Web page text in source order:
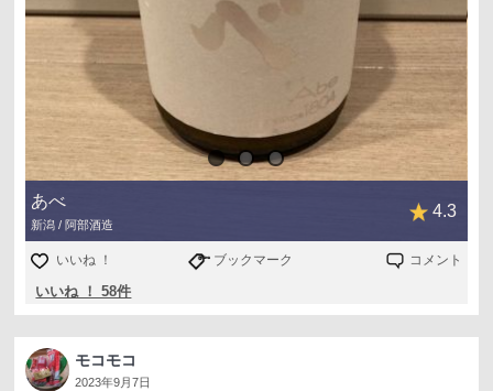
あべ
新潟 / 阿部酒造
4.3
いいね ！ ブックマーク コメント
いいね ！ 58件
モコモコ
2023年9月7日